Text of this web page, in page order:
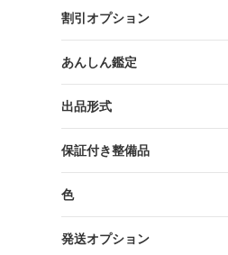
割引オプション
あんしん鑑定
出品形式
保証付き整備品
色
発送オプション